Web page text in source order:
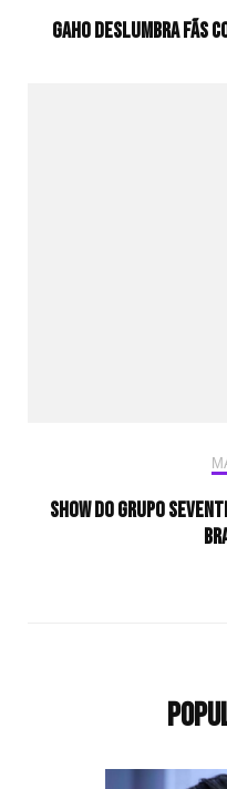
Gaho deslumbra fãs
Show do grupo